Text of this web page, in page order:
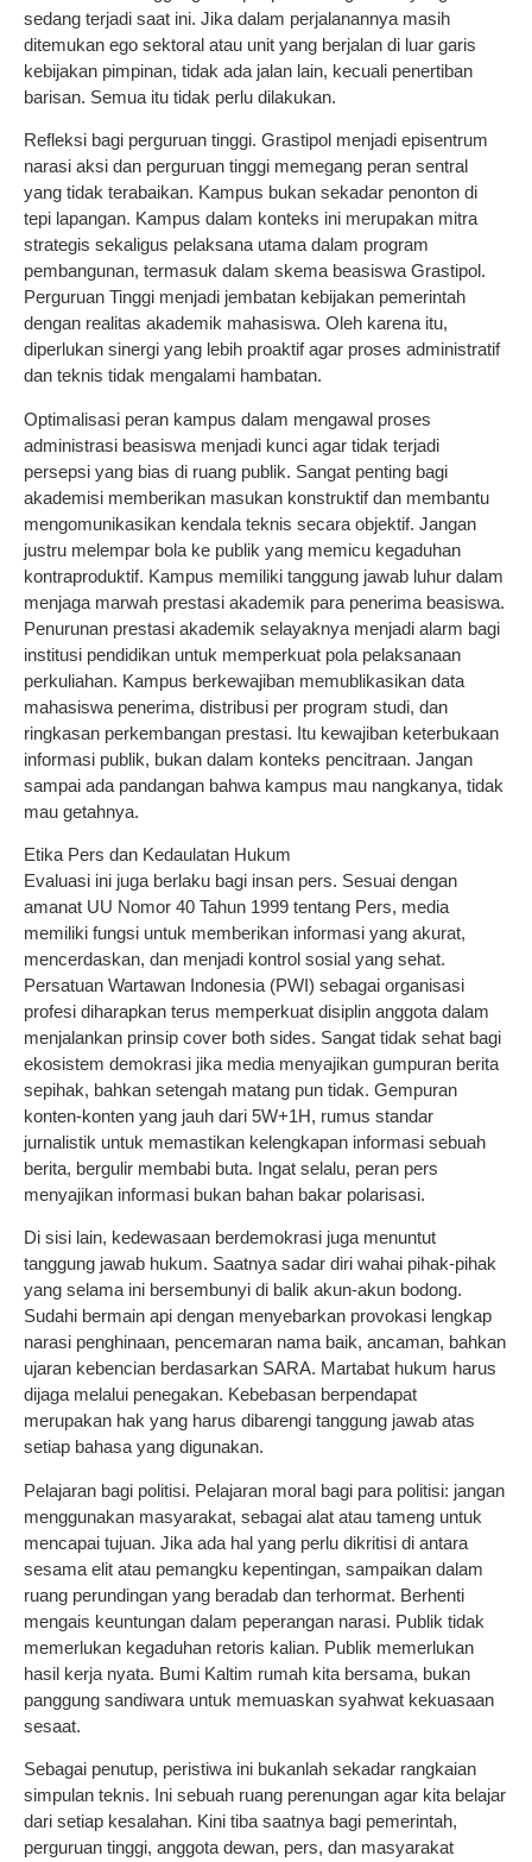
sedang terjadi saat ini. Jika dalam perjalanannya masih
ditemukan ego sektoral atau unit yang berjalan di luar garis
kebijakan pimpinan, tidak ada jalan lain, kecuali penertiban
barisan. Semua itu tidak perlu dilakukan.
Refleksi bagi perguruan tinggi. Grastipol menjadi episentrum
narasi aksi dan perguruan tinggi memegang peran sentral
yang tidak terabaikan. Kampus bukan sekadar penonton di
tepi lapangan. Kampus dalam konteks ini merupakan mitra
strategis sekaligus pelaksana utama dalam program
pembangunan, termasuk dalam skema beasiswa Grastipol.
Perguruan Tinggi menjadi jembatan kebijakan pemerintah
dengan realitas akademik mahasiswa. Oleh karena itu,
diperlukan sinergi yang lebih proaktif agar proses administratif
dan teknis tidak mengalami hambatan.
Optimalisasi peran kampus dalam mengawal proses
administrasi beasiswa menjadi kunci agar tidak terjadi
persepsi yang bias di ruang publik. Sangat penting bagi
akademisi memberikan masukan konstruktif dan membantu
mengomunikasikan kendala teknis secara objektif. Jangan
justru melempar bola ke publik yang memicu kegaduhan
kontraproduktif. Kampus memiliki tanggung jawab luhur dalam
menjaga marwah prestasi akademik para penerima beasiswa.
Penurunan prestasi akademik selayaknya menjadi alarm bagi
institusi pendidikan untuk memperkuat pola pelaksanaan
perkuliahan. Kampus berkewajiban memublikasikan data
mahasiswa penerima, distribusi per program studi, dan
ringkasan perkembangan prestasi. Itu kewajiban keterbukaan
informasi publik, bukan dalam konteks pencitraan. Jangan
sampai ada pandangan bahwa kampus mau nangkanya, tidak
mau getahnya.
Etika Pers dan Kedaulatan Hukum
Evaluasi ini juga berlaku bagi insan pers. Sesuai dengan
amanat UU Nomor 40 Tahun 1999 tentang Pers, media
memiliki fungsi untuk memberikan informasi yang akurat,
mencerdaskan, dan menjadi kontrol sosial yang sehat.
Persatuan Wartawan Indonesia (PWI) sebagai organisasi
profesi diharapkan terus memperkuat disiplin anggota dalam
menjalankan prinsip cover both sides. Sangat tidak sehat bagi
ekosistem demokrasi jika media menyajikan gumpuran berita
sepihak, bahkan setengah matang pun tidak. Gempuran
konten-konten yang jauh dari 5W+1H, rumus standar
jurnalistik untuk memastikan kelengkapan informasi sebuah
berita, bergulir membabi buta. Ingat selalu, peran pers
menyajikan informasi bukan bahan bakar polarisasi.
Di sisi lain, kedewasaan berdemokrasi juga menuntut
tanggung jawab hukum. Saatnya sadar diri wahai pihak-pihak
yang selama ini bersembunyi di balik akun-akun bodong.
Sudahi bermain api dengan menyebarkan provokasi lengkap
narasi penghinaan, pencemaran nama baik, ancaman, bahkan
ujaran kebencian berdasarkan SARA. Martabat hukum harus
dijaga melalui penegakan. Kebebasan berpendapat
merupakan hak yang harus dibarengi tanggung jawab atas
setiap bahasa yang digunakan.
Pelajaran bagi politisi. Pelajaran moral bagi para politisi: jangan
menggunakan masyarakat, sebagai alat atau tameng untuk
mencapai tujuan. Jika ada hal yang perlu dikritisi di antara
sesama elit atau pemangku kepentingan, sampaikan dalam
ruang perundingan yang beradab dan terhormat. Berhenti
mengais keuntungan dalam peperangan narasi. Publik tidak
memerlukan kegaduhan retoris kalian. Publik memerlukan
hasil kerja nyata. Bumi Kaltim rumah kita bersama, bukan
panggung sandiwara untuk memuaskan syahwat kekuasaan
sesaat.
Sebagai penutup, peristiwa ini bukanlah sekadar rangkaian
simpulan teknis. Ini sebuah ruang perenungan agar kita belajar
dari setiap kesalahan. Kini tiba saatnya bagi pemerintah,
perguruan tinggi, anggota dewan, pers, dan masyarakat